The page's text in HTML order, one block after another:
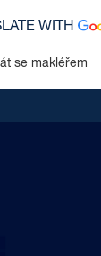
se makléřem
WITH